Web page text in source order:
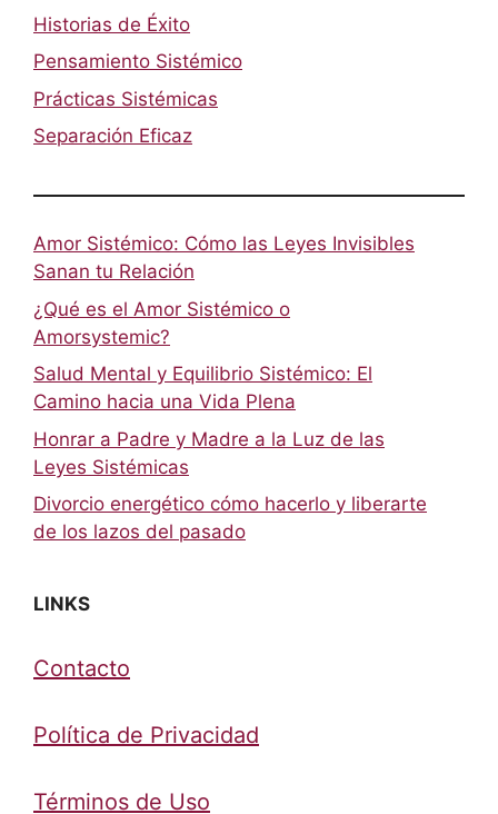
Historias de Éxito
Pensamiento Sistémico
Prácticas Sistémicas
Separación Eficaz
Amor Sistémico: Cómo las Leyes Invisibles
Sanan tu Relación
¿Qué es el Amor Sistémico o
Amorsystemic?
Salud Mental y Equilibrio Sistémico: El
Camino hacia una Vida Plena
Honrar a Padre y Madre a la Luz de las
Leyes Sistémicas
Divorcio energético cómo hacerlo y liberarte
de los lazos del pasado
LINKS
Contacto
Política de Privacidad
Términos de Uso